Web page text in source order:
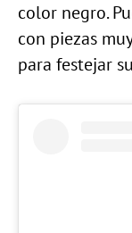
color negro.
con piezas
para festejar